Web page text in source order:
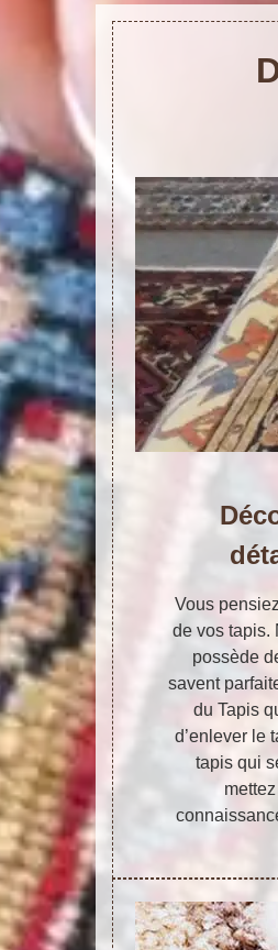
Vous
de vos tapis.
possède
savent
du Tapis
d’enlever le
tapis qui